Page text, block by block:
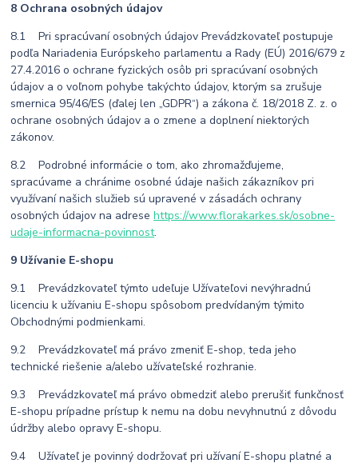
8 Ochrana osobných údajov
8.1 Pri spracúvaní osobných údajov Prevádzkovateľ postupuje
podľa Nariadenia Európskeho parlamentu a Rady (EÚ) 2016/679 z
27.4.2016 o ochrane fyzických osôb pri spracúvaní osobných
údajov a o voľnom pohybe takýchto údajov, ktorým sa zrušuje
smernica 95/46/ES (ďalej len „GDPR“) a zákona č. 18/2018 Z. z. o
ochrane osobných údajov a o zmene a doplnení niektorých
zákonov.
8.2 Podrobné informácie o tom, ako zhromažďujeme,
spracúvame a chránime osobné údaje našich zákazníkov pri
využívaní našich služieb sú upravené v zásadách ochrany
osobných údajov na adresehttps://www.florakarkes.sk/osobne-
udaje-informacna-povinnost.
9 Užívanie E-shopu
9.1 Prevádzkovateľ týmto udeľuje Užívateľovi nevýhradnú
licenciu k užívaniu E-shopu spôsobom predvídaným týmito
Obchodnými podmienkami.
9.2 Prevádzkovateľ má právo zmeniť E-shop, teda jeho
technické riešenie a/alebo užívateľské rozhranie.
9.3 Prevádzkovateľ má právo obmedziť alebo prerušiť funkčnosť
E-shopu prípadne prístup k nemu na dobu nevyhnutnú z dôvodu
údržby alebo opravy E-shopu.
9.4 Užívateľ je povinný dodržovať pri užívaní E-shopu platné a